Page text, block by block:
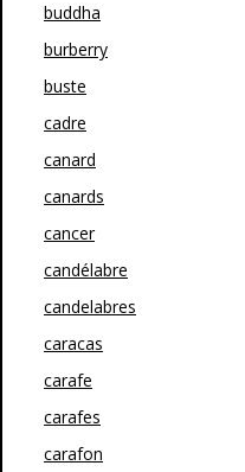
buddha
burberry
buste
cadre
canard
canards
cancer
candélabre
candelabres
caracas
carafe
carafes
carafon